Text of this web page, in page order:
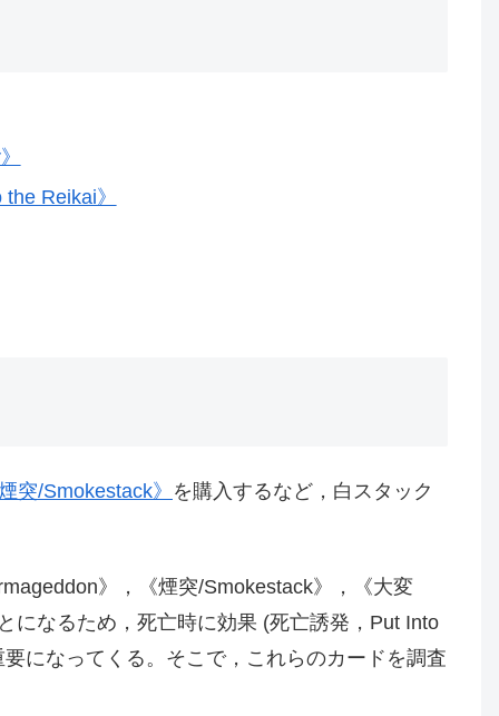
Reikai》
煙突/Smokestack》 を購入するなど，白スタック
》，《煙突/Smokestack》，《大変
になるため，死亡時に効果 (死亡誘発，Put Into
になってくる。そこで，これらのカードを調査